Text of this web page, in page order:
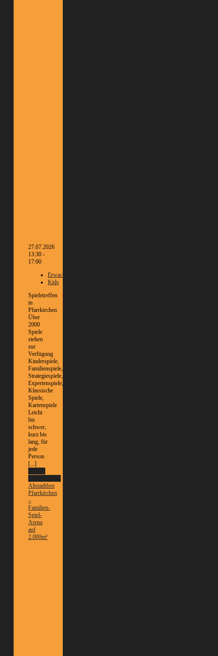
27.07.2026
13:30 -
17:00
Erwachsene
Kids
Spieletreffen
in
Pfarrkirchen
Über
2000
Spiele
stehen
zur
Verfügung
Kinderspiele,
Familienspiele,
Strategiespiele,
Expertenspiele,
Klassische
Spiele,
Kartenspiele
Leicht
bis
schwer,
kurz bis
lang, für
jede
Person
[...]
Altstadtfest
Pfarrkirchen
–
Familien-
Spiel-
Arena
auf
2.000m²